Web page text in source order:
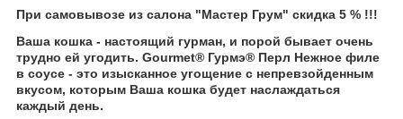
При самовывозе из салона "Мастер Грум" скидка 5 % !!!
Ваша кошка - настоящий гурман, и порой бывает очень
трудно ей угодить. Gourmet® Гурмэ® Перл Нежное филе
в соусе - это изысканное угощение с непревзойденным
вкусом, которым Ваша кошка будет наслаждаться
каждый день.